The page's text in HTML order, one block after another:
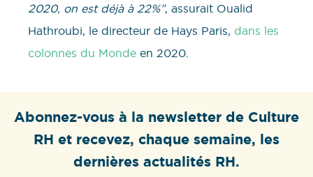
2020, on est déjà à 22%”, assurait Oualid
Hathroubi, le directeur de Hays Paris, dans les
colonnes du Monde en 2020.
Abonnez-vous à la newsletter de Culture
RH et recevez, chaque semaine, les
dernières actualités RH.